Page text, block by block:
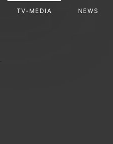
TV-MEDIA NEWS